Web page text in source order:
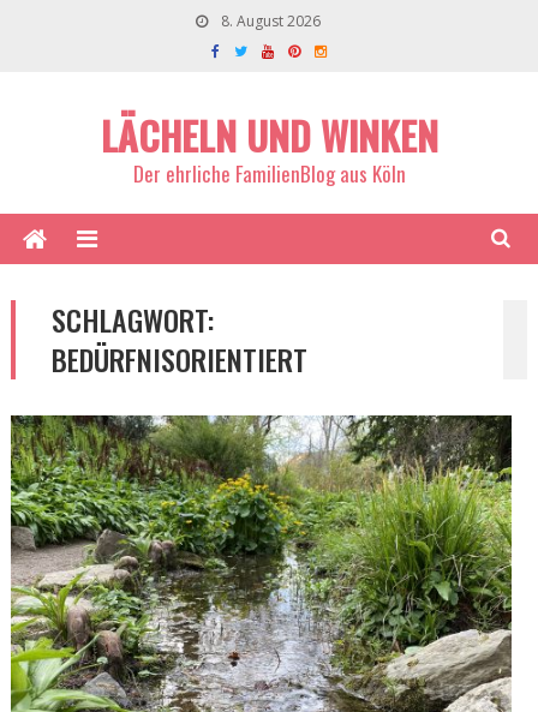
8. August 2026
LÄCHELN UND WINKEN
Der ehrliche FamilienBlog aus Köln
SCHLAGWORT:
BEDÜRFNISORIENTIERT